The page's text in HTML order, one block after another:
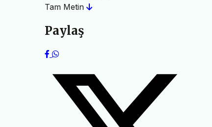
Tam Metin
Paylaş